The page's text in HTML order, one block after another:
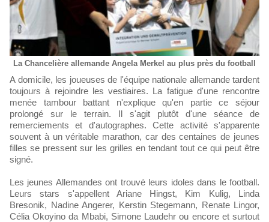
La Chancelière allemande Angela Merkel au plus près du football
A domicile, les joueuses de l'équipe nationale allemande tardent
toujours à rejoindre les vestiaires. La fatigue d'une rencontre
menée tambour battant n'explique qu'en partie ce séjour
prolongé sur le terrain. Il s'agit plutôt d'une séance de
remerciements et d'autographes. Cette activité s'apparente
souvent à un véritable marathon, car des centaines de jeunes
filles se pressent sur les grilles en tendant tout ce qui peut être
signé.
Les jeunes Allemandes ont trouvé leurs idoles dans le football.
Leurs stars s'appellent Ariane Hingst, Kim Kulig, Linda
Bresonik, Nadine Angerer, Kerstin Stegemann, Renate Lingor,
Célia Okoyino da Mbabi, Simone Laudehr ou encore et surtout